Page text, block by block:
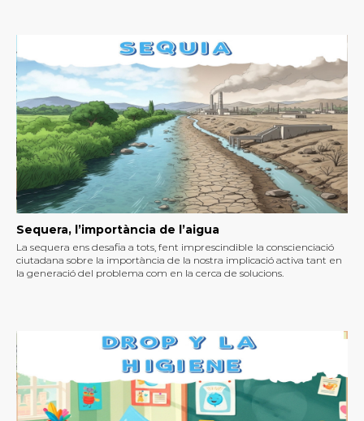
Sequera, l’importància de l’aigua
La sequera ens desafia a tots, fent imprescindible la conscienciació
ciutadana sobre la importància de la nostra implicació activa tant en
la generació del problema com en la cerca de solucions.